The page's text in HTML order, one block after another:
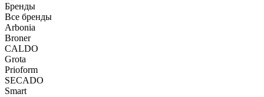
Бренды
Все бренды
Arbonia
Broner
CALDO
Grota
Prioform
SECADO
Smart